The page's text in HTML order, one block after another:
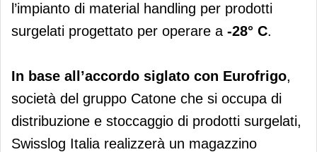
l’impianto di material handling per prodotti
surgelati progettato per operare a -28° C.
In base all’accordo siglato con Eurofrigo,
società del gruppo Catone che si occupa di
distribuzione e stoccaggio di prodotti surgelati,
Swisslog Italia realizzerà un magazzino